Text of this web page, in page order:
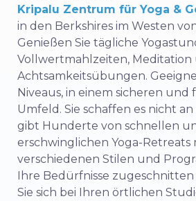
Kripalu Zentrum für Yoga &
in den Berkshires im Westen
Genießen Sie tägliche
Vollwertmahlzeiten, Meditation
Achtsamkeitsübungen.
Niveaus, in einem sicheren und
Umfeld. Sie schaffen es nicht
gibt Hunderte von schnellen
erschwinglichen Yoga-Retreats
verschiedenen Stilen und
Ihre Bedürfnisse
Sie sich bei Ihren örtlichen